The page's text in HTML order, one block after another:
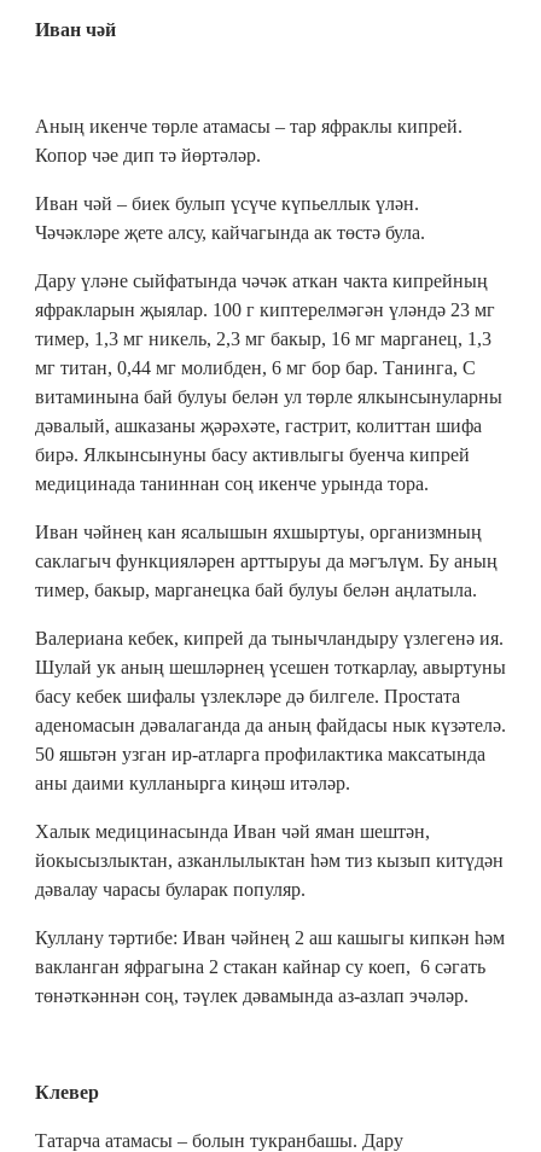
Иван чәй
Аның икенче төрле атамасы – тар яфраклы кипрей.
Копор чәе дип тә йөртәләр.
Иван чәй – биек булып үсүче күпьеллык үлән.
Чәчәкләре җете алсу, кайчагында ак төстә була.
Дару үләне сыйфатында чәчәк аткан чакта кипрейның
яфракларын җыялар. 100 г киптерелмәгән үләндә 23 мг
тимер, 1,3 мг никель, 2,3 мг бакыр, 16 мг марганец, 1,3
мг титан, 0,44 мг молибден, 6 мг бор бар. Танинга, С
витаминына бай булуы белән ул төрле ялкынсынуларны
дәвалый, ашказаны җәрәхәте, гастрит, колиттан шифа
бирә. Ялкынсынуны басу активлыгы буенча кипрей
медицинада таниннан соң икенче урында тора.
Иван чәйнең кан ясалышын яхшыртуы, организмның
саклагыч функцияләрен арттыруы да мәгълүм. Бу аның
тимер, бакыр, марганецка бай булуы белән аңлатыла.
Валериана кебек, кипрей да тынычландыру үзлегенә ия.
Шулай ук аның шешләрнең үсешен тоткарлау, авыртуны
басу кебек шифалы үзлекләре дә билгеле. Простата
аденомасын дәвалаганда да аның файдасы нык күзәтелә.
50 яшьтән узган ир-атларга профилактика максатында
аны даими кулланырга киңәш итәләр.
Халык медицинасында Иван чәй яман шештән,
йокысызлыктан, азканлылыктан һәм тиз кызып китүдән
дәвалау чарасы буларак популяр.
Куллану тәртибе: Иван чәйнең 2 аш кашыгы кипкән һәм
вакланган яфрагына 2 стакан кайнар су коеп, 6 сәгать
төнәткәннән соң, тәүлек дәвамында аз-азлап эчәләр.
Клевер
Татарча атамасы – болын тукранбашы. Дару